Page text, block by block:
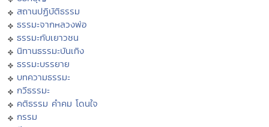
สถานปฏิบัติธรรม
ธรรมะจากหลวงพ่อ
ธรรมะกับเยาวชน
นิทานธรรมะบันเทิง
ธรรมะบรรยาย
บทความธรรมะ
กวีธรรมะ
คติธรรม คำคม โดนใจ
กรรม